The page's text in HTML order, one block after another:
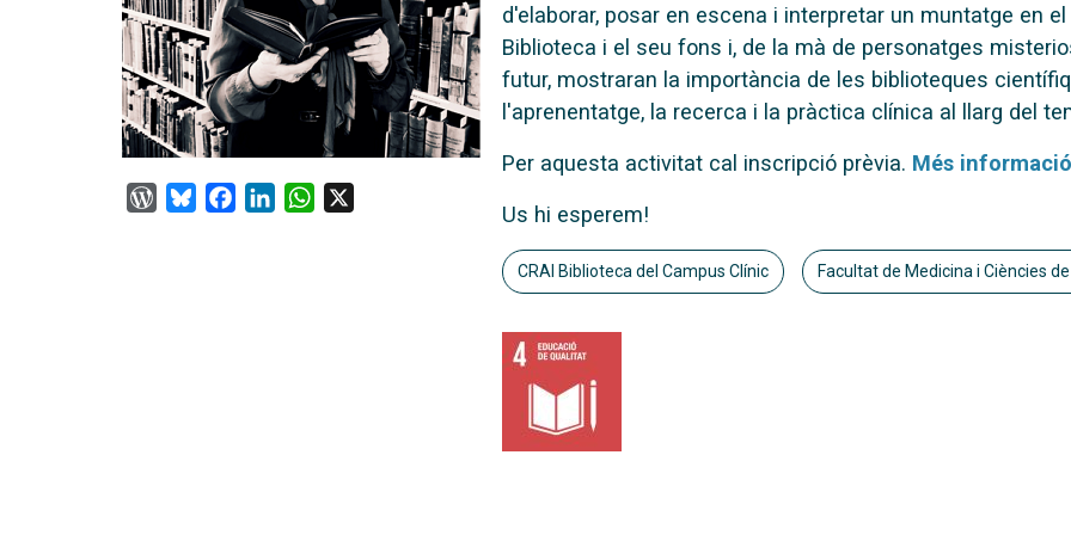
WordPress
BlueskyFacebook
LinkedInWhatsApp
d'elaborar, posar en escena i interpretar un muntatge en
Biblioteca i el seu fons i, de la mà de personatges
futur, mostraran la importància de les biblioteques
l'aprenentatge, la recerca i la pràctica clínica al llarg del
Per aquesta activitat cal inscripció prèvia. Més
Us hi esperem!
CRAI Biblioteca del Campus Clínic Facultat de Medicina i Ciències